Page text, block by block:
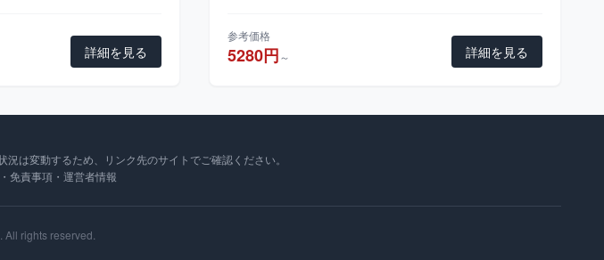
詳細を見る
参考価格
5280円～ 詳細を見る
は変動するため、リンク先のサイトでご確認ください。
免責事項・運営者情報
. All rights reserved.